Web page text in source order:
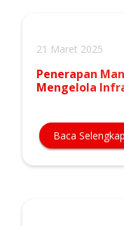
21 Maret 2025
Penerapan
Mengelola
Baca